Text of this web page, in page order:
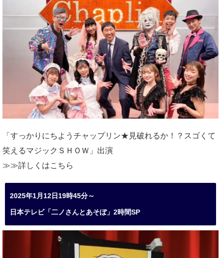
「すっかりにちようチャップリン★見破れるか！？スゴくて
笑えるマジックＳＨＯＷ」出演
≫≫詳しくはこちら
2025年1月12日19時45分～
日本テレビ「二ノさんとあそぼ」2時間SP